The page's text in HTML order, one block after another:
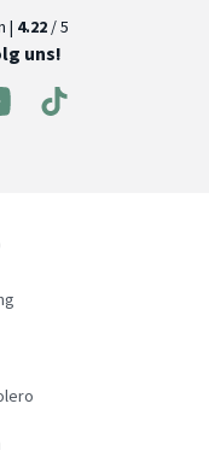
| 4.22 / 5
uns!